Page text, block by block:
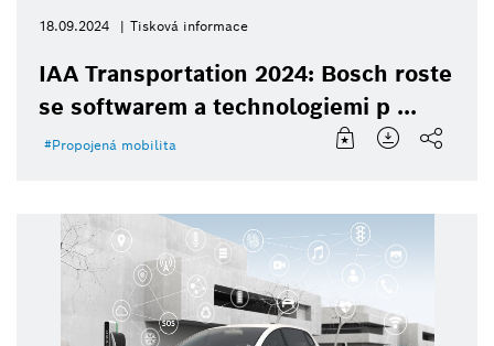
18.09.2024 Tisková informace
IAA Transportation 2024: Bosch roste
se softwarem a technologiemi p ...
Propojená mobilita